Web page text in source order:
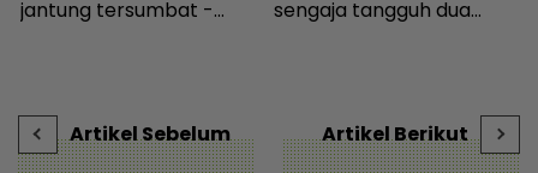
jantung tersumbat -
sengaja tangguh dua
Artikel Sebelum
Artikel Berikut